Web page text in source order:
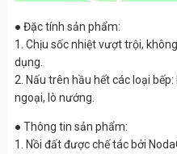
● Đặc tính sản phẩm:
1. Chịu sốc nhiệt vượt trội,
dụng.
2. Nấu trên hầu hết các loại
ngoại, lò nướng.
● Thông tin sản phẩm:
1. Nồi đất được chế tác bởi